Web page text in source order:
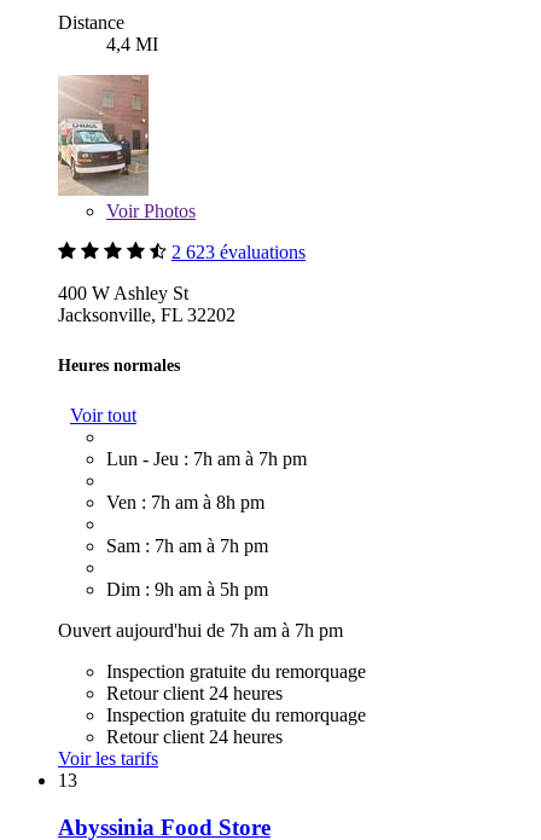
Distance
4,4 MI
VoirPhotos
2 623 évaluations
400 W Ashley St
Jacksonville, FL 32202
Heures normales
Voir tout
Lun - Jeu : 7h am à 7h pm
Ven : 7h am à 8h pm
Sam : 7h am à 7h pm
Dim : 9h am à 5h pm
Ouvert aujourd'hui de 7h am à 7h pm
Inspection gratuite du remorquage
Retour client 24 heures
Inspection gratuite du remorquage
Retour client 24 heures
Voir les tarifs
13
Abyssinia Food Store